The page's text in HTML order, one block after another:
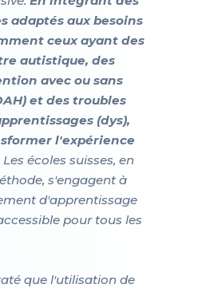
adaptés aux besoins
ceux ayant des
autistique, des
avec ou sans
et des troubles
(dys),
l'expérience
Les écoles suisses, en
s'engagent à
d'apprentissage
pour tous les
que l'utilisation de